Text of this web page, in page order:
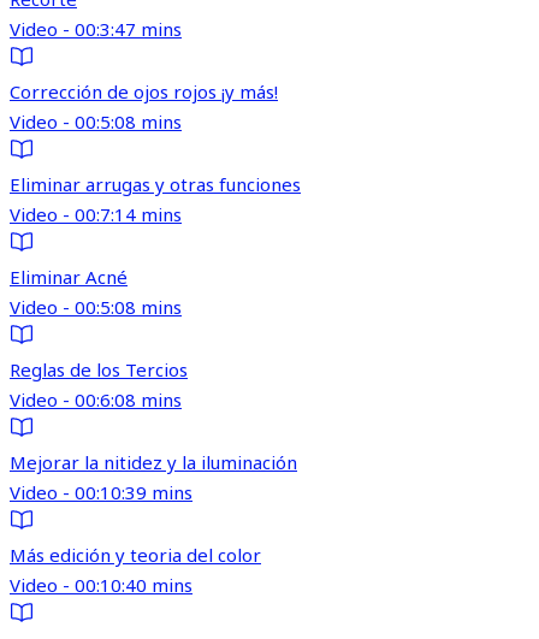
Video - 00:3:47 mins
Corrección de ojos rojos ¡y más!
Video - 00:5:08 mins
Eliminar arrugas y otras funciones
Video - 00:7:14 mins
Eliminar Acné
Video - 00:5:08 mins
Reglas de los Tercios
Video - 00:6:08 mins
Mejorar la nitidez y la iluminación
Video - 00:10:39 mins
Más edición y teoria del color
Video - 00:10:40 mins